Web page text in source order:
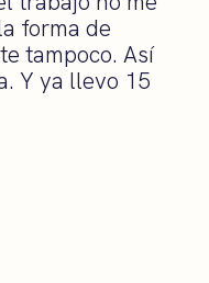
forma de
tampoco. Así
Y ya llevo 15